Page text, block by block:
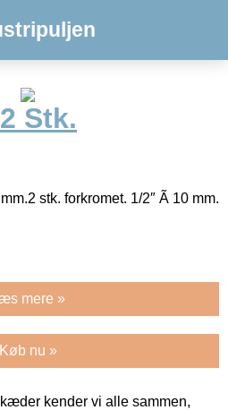
Stk.
stk. forkromet. 1/2″ Ã 10 mm.
mere »
Køb nu »
kender vi alle sammen,